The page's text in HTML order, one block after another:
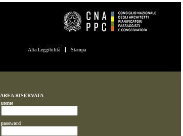
Alta Leggibilità Stampa
AREA RISERVATA
utente
password